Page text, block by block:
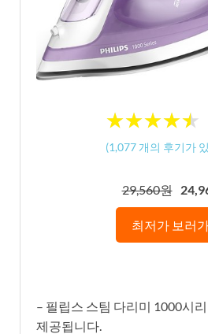
★★★★★
★★★★★
(1,077개의 후기가
29,560원
최저가 보러
– 필립스 스팀 다리미 1000시
제공됩니다.